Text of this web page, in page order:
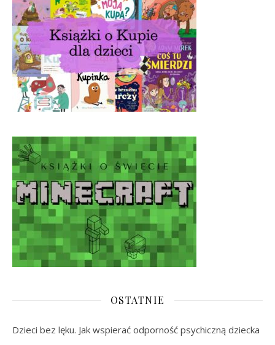
OSTATNIE
Dzieci bez lęku. Jak wspierać odporność psychiczną dziecka